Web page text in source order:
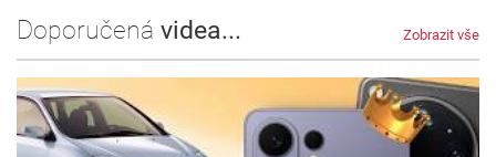
Doporučená videa... Zobrazit vše